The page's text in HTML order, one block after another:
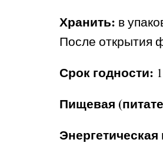
Хранить: в
После открытия
Срок годности:
Пищевая